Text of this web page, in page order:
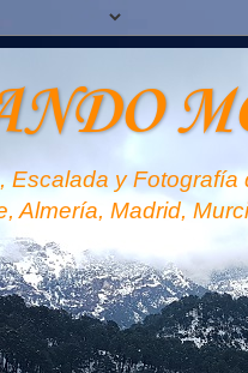
Escalada y
Almería, Madrid,